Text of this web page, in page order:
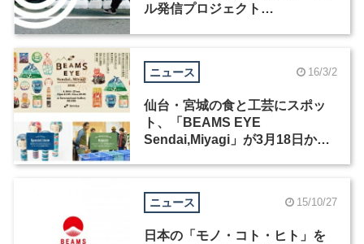
ル発信プロジェクト
ニュース 16/3/2
仙台・宮城の食と工芸にスポッ
ト、「BEAMS EYE
Sendai,Miyagi」が3月18日から
ニュース 15/10/27
日本の「モノ・コト・ヒト」を